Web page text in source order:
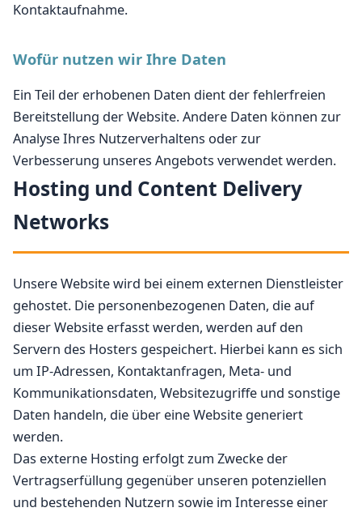
Kontaktaufnahme.
Wofür nutzen wir Ihre Daten
Ein Teil der erhobenen Daten dient der fehlerfreien
Bereitstellung der Website. Andere Daten können zur
Analyse Ihres Nutzerverhaltens oder zur
Verbesserung unseres Angebots verwendet werden.
Hosting und Content Delivery
Networks
Unsere Website wird bei einem externen Dienstleister
gehostet. Die personenbezogenen Daten, die auf
dieser Website erfasst werden, werden auf den
Servern des Hosters gespeichert. Hierbei kann es sich
um IP-Adressen, Kontaktanfragen, Meta- und
Kommunikationsdaten, Websitezugriffe und sonstige
Daten handeln, die über eine Website generiert
werden.
Das externe Hosting erfolgt zum Zwecke der
Vertragserfüllung gegenüber unseren potenziellen
und bestehenden Nutzern sowie im Interesse einer